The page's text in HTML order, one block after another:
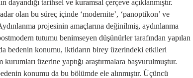
tarihsel ve kuramsal çerçeve açıklanmıştır.
olan bu süreç içinde ‘modernite’, ‘panoptikon’ ve
projesinin amaçlarına değinilmiş, aydınlanma
tutumu benimseyen düşünürler tarafından yapılan
bedenin konumu, iktidarın birey üzerindeki etkileri
üzerine yaptığı araştırmalara başvurulmuştur.
konumu da bu bölümde ele alınmıştır. Üçüncü